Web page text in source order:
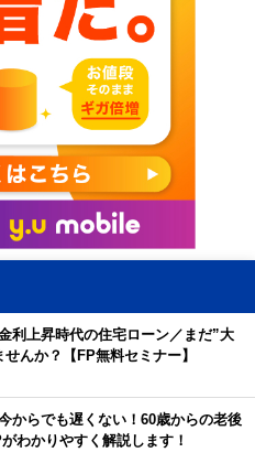
利上昇時代の住宅ローン／まだ”大
んか？【FP無料セミナー】
からでも遅くない！60歳からの老後
わかりやすく解説します！